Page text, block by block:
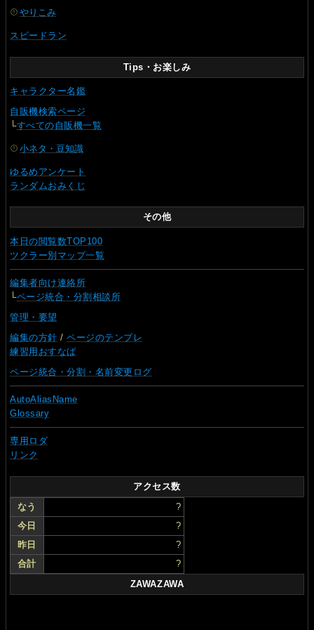
やりこみ
スピードラン
Tips・お楽しみ
キャラクター名鑑
自販機検索ページ
└すべての自販機一覧
小ネタ・豆知識
ゆるめアンケート
ランダムおみくじ
その他
本日の閲覧数TOP100
ツクラー別マップ一覧
編集者向け連絡所
└ページ統合・分割相談所
管理・要望
編集の方針 /ページのテンプレ
練習用おすなば
ページ統合・分割・名前変更ログ
AutoAliasName
Glossary
専用ロダ
リンク
アクセス数
なう
?
今日
?
昨日
?
合計
?
ZAWAZAWA